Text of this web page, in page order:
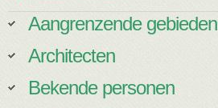
Aangrenzende gebieden
Architecten
Bekende personen